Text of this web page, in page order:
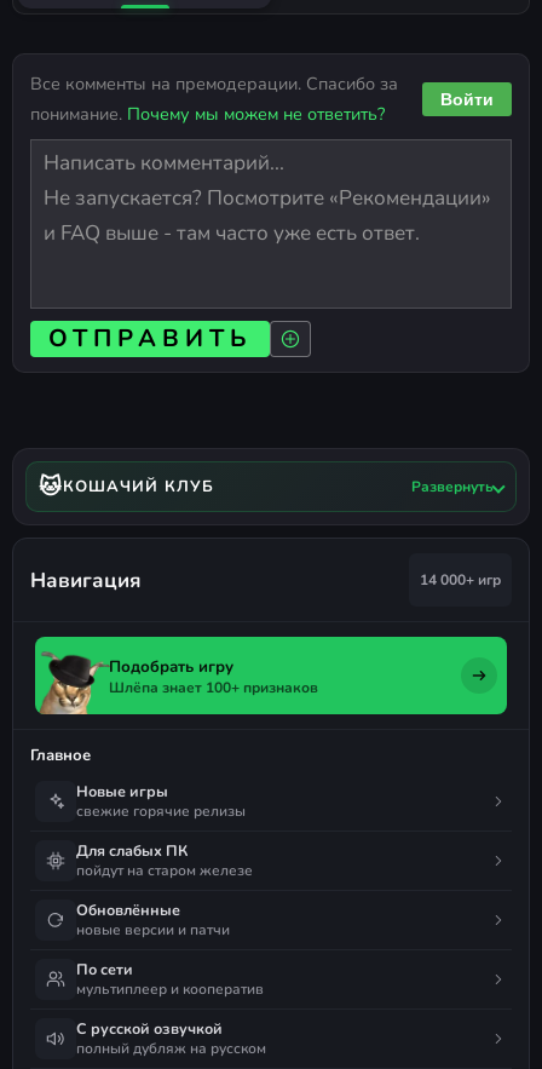
Все комменты на премодерации. Спасибо за
понимание. Почему мы можем не ответить?
Войти
ОТПРАВИТЬ
🐱КОШАЧИЙ КЛУБ Развернуть
Навигация 14 000+ игр
Подобрать игру
Шлёпа знает 100+ признаков
Главное
Новые игры
свежие горячие релизы
Для слабых ПК
пойдут на старом железе
Обновлённые
новые версии и патчи
По сети
мультиплеер и кооператив
С русской озвучкой
полный дубляж на русском